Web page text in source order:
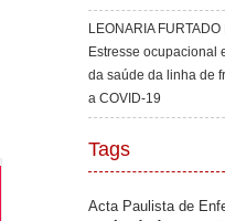
LEONARIA FURTADO
Estresse ocupacional
da saúde da linha de
a COVID-19
Tags
Acta Paulista de